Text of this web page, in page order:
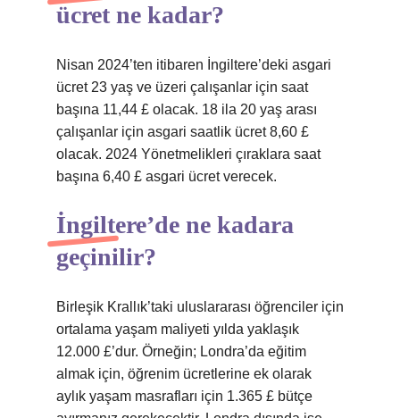
ücret ne kadar?
Nisan 2024’ten itibaren İngiltere’deki asgari
ücret 23 yaş ve üzeri çalışanlar için saat
başına 11,44 £ olacak. 18 ila 20 yaş arası
çalışanlar için asgari saatlik ücret 8,60 £
olacak. 2024 Yönetmelikleri çıraklara saat
başına 6,40 £ asgari ücret verecek.
İngiltere’de ne kadara
geçinilir?
Birleşik Krallık’taki uluslararası öğrenciler için
ortalama yaşam maliyeti yılda yaklaşık
12.000 £’dur. Örneğin; Londra’da eğitim
almak için, öğrenim ücretlerine ek olarak
aylık yaşam masrafları için 1.365 £ bütçe